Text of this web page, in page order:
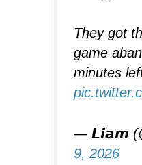
They got
game
minutes
— 𝙇𝙞𝙖𝙢
9, 2026